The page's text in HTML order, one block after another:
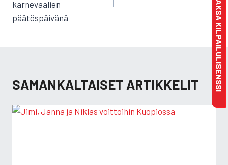
karnevaalien
päätöspäivänä
SAMANKALTAISET ARTIKKELIT MAKSA KILPAILULISENSSI